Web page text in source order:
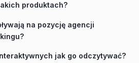
produktach?
na pozycję agencji
jak go odczytywać?